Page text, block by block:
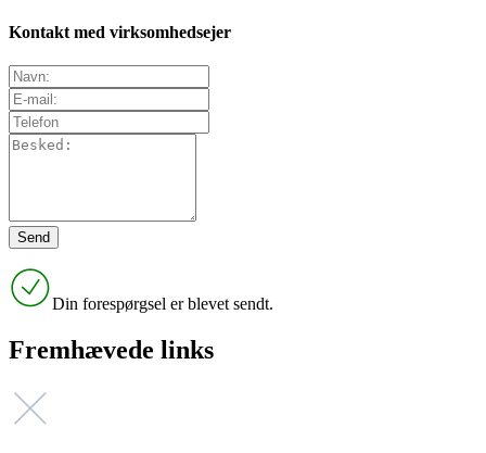
Kontakt med virksomhedsejer
Din forespørgsel er blevet sendt.
Fremhævede links